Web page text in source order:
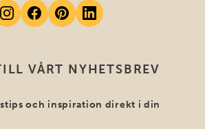
VÅRT NYHETSBREV
och inspiration direkt i din